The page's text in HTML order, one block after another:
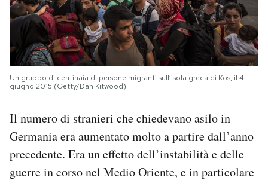
Un gruppo di centinaia di persone migranti sull’isola greca di Kos, il 4
giugno 2015 (Getty/Dan Kitwood)
Il numero di stranieri che chiedevano asilo in
Germania era aumentato molto a partire dall’anno
precedente. Era un effetto dell’instabilità e delle
guerre in corso nel Medio Oriente, e in particolare